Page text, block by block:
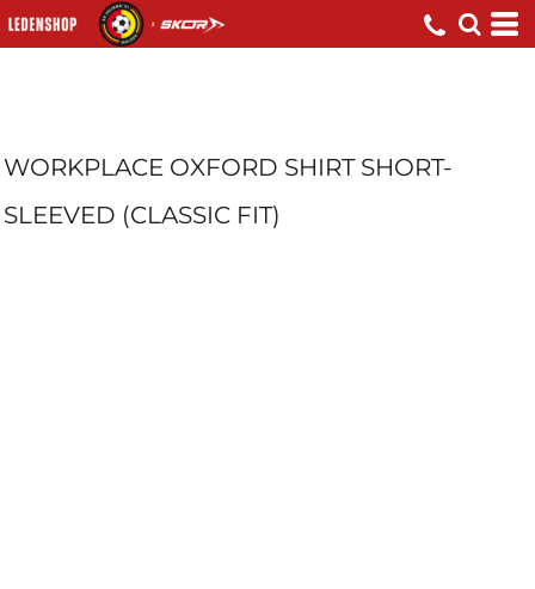
WORKPLACE OXFORD SHIRT SHORT-
SLEEVED (CLASSIC FIT)